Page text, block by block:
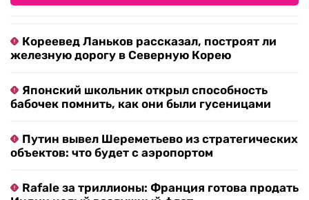
Кореевед Ланьков рассказал, построят ли
железную дорогу в Северную Корею
Японский школьник открыл способность
бабочек помнить, как они были гусеницами
Путин вывел Шереметьево из стратегических
объектов: что будет с аэропортом
Rafale за триллионы: Франция готова продать